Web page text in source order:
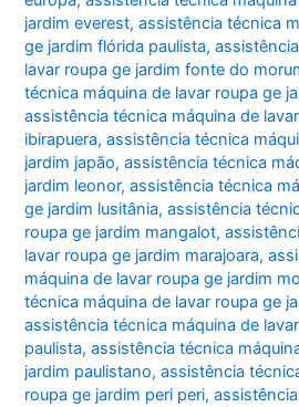
jardim everest,assistência técnica
ge jardim flórida paulista,
lavar roupa ge jardim fonte do
técnica máquina de lavar roupa ge
assistência técnica máquina de
ibirapuera,assistência técnica
jardim japão,assistência técnica
jardim leonor,assistência técnica
ge jardim lusitânia,assistência
roupa ge jardim mangalot,
lavar roupa ge jardim marajoara,
máquina de lavar roupa ge jardim
técnica máquina de lavar roupa ge
assistência técnica máquina de
paulista,assistência técnica
jardim paulistano,assistência
roupa ge jardim peri peri,